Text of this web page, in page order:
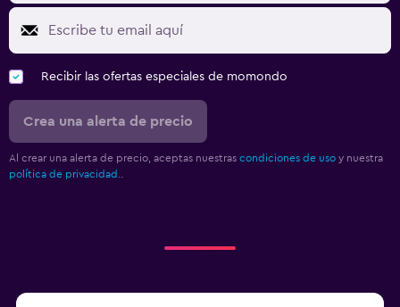
Recibir las ofertas especiales de momondo
Crea una alerta de precio
Al crear una alerta de precio, aceptas nuestras condiciones de uso y nuestra
política de privacidad..